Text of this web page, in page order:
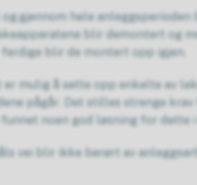
gjennom hele
blir demontert og
blir de montert opp igjen.
mulig å sette opp enkelte av
pågår. Det stilles strenge
noen god løsning for dette
vei blir ikke berørt av